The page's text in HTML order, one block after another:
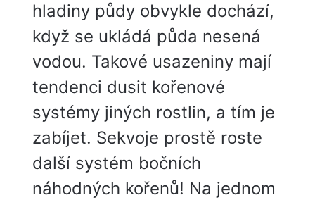
hladiny půdy obvykle dochází,
když se ukládá půda nesená
vodou. Takové usazeniny mají
tendenci dusit kořenové
systémy jiných rostlin, a tím je
zabíjet. Sekvoje prostě roste
další systém bočních
náhodných kořenů! Na jednom